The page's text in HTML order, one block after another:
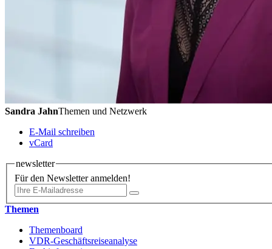
Sandra JahnThemen und Netzwerk
E-Mail schreiben
vCard
newsletter
Für den Newsletter anmelden!
Themen
Themenboard
VDR-Geschäftsreiseanalyse